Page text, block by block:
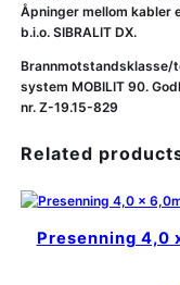
Åpninger mellom kabler
b.i.o. SIBRALIT DX.
Brannmotstandsklasse/
system MOBILIT 90.
nr. Z-19.15-829
Related
Presenning 4,0